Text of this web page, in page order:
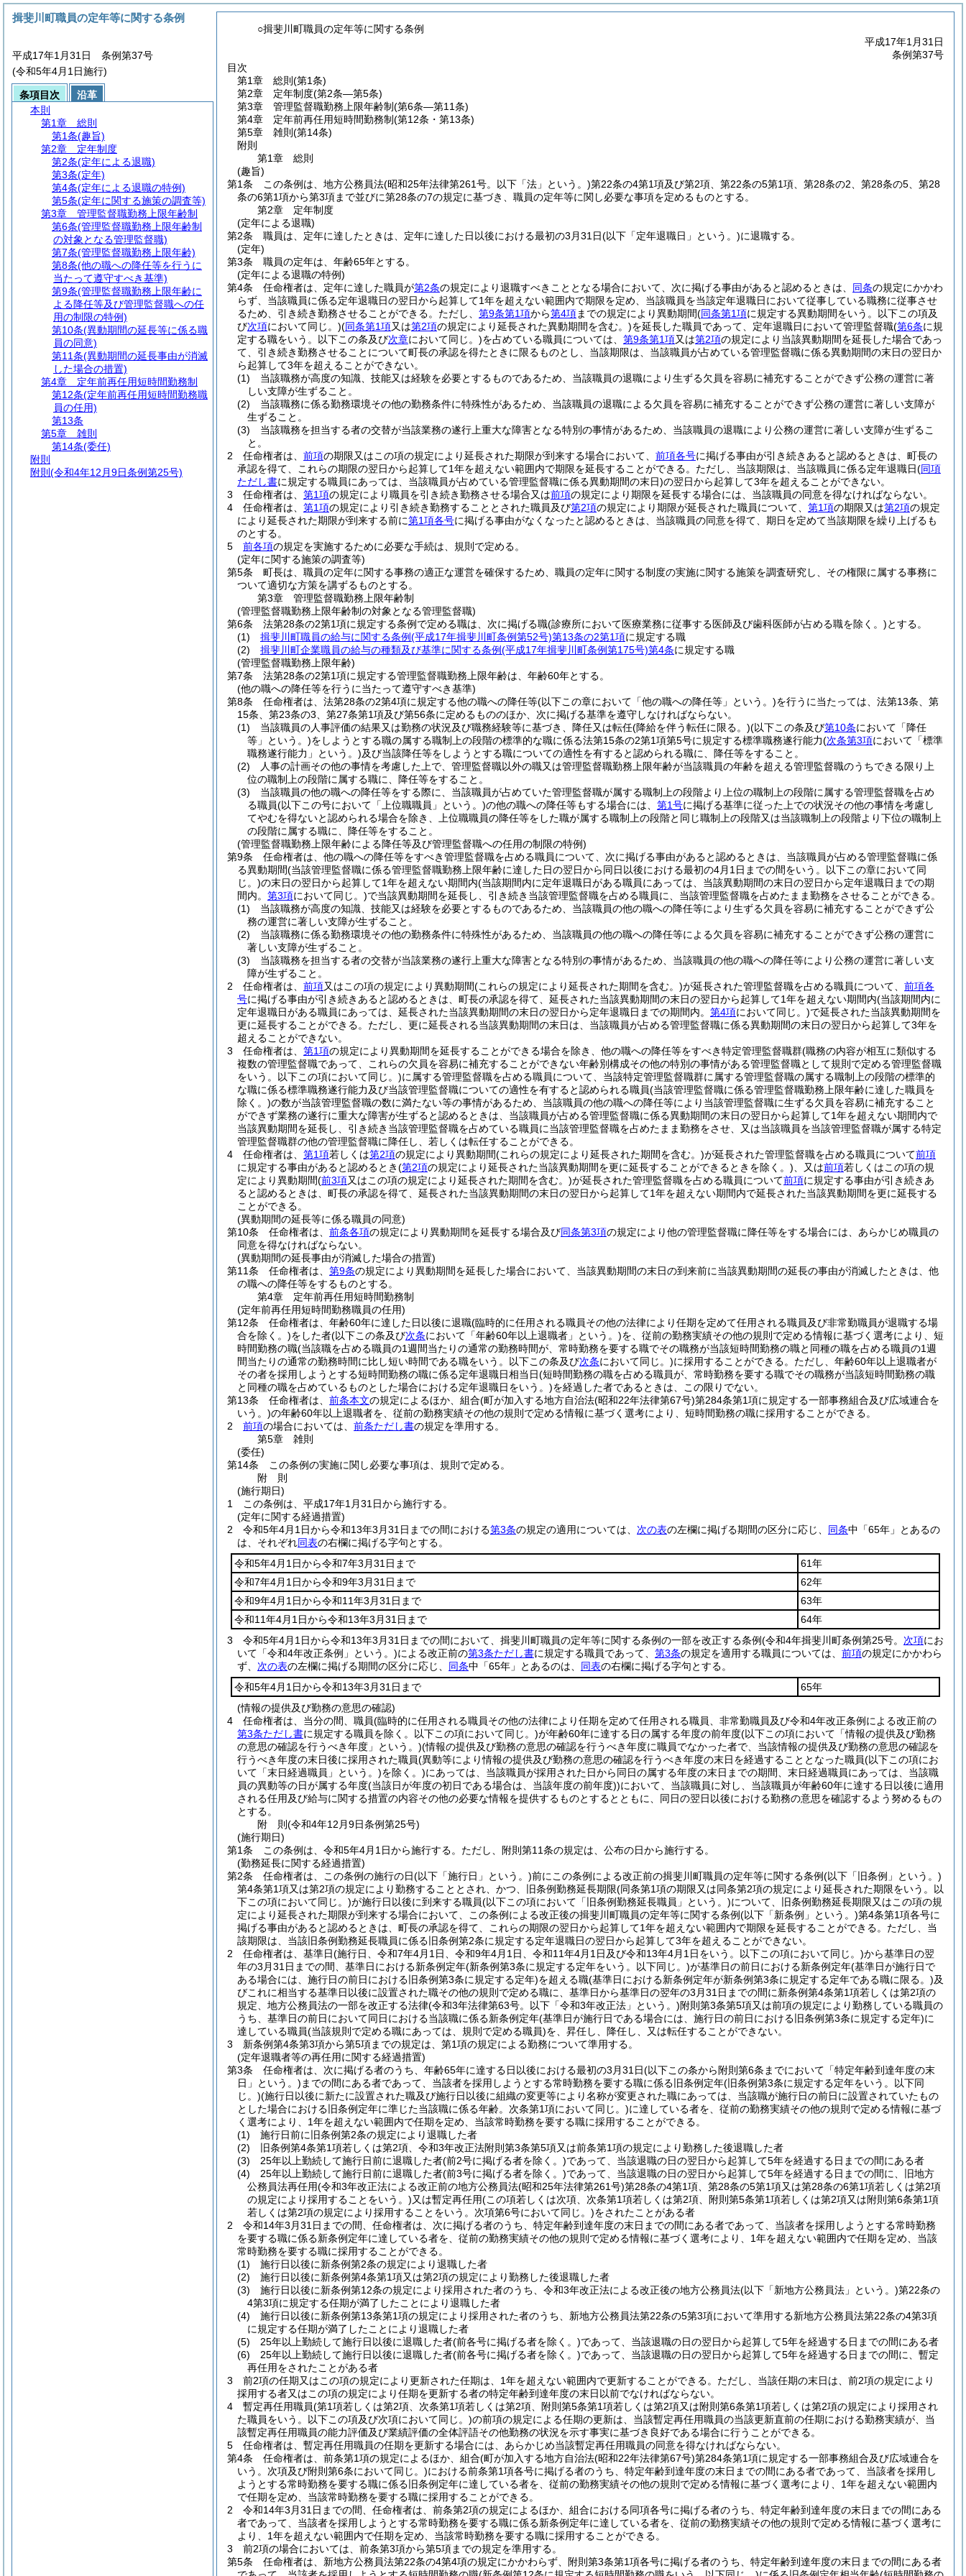
○揖斐川町職員の定年等に関する条例
平成17年1月31日
条例第37号
目次
第1章
総則 (第1条)
第2章
定年制度(第2条―第5条)
第3章
管理監督職勤務上限年齢制(第6条―第11条)
第4章
定年前再任用短時間勤務制(第12条・第13条)
第5章
雑則 (第14条)
附則
第1章
総則
(趣旨)
第1条
この条例は、地方公務員法(昭和25年法律第261号。以下「法」という。)第22条の4第1項及び第2項、第22条の5第1項、第28条の2、第28条の5、第28
条の6第1項から第3項まで並びに第28条の7の規定に基づき、職員の定年等に関し必要な事項を定めるものとする。
第2章
定年制度
(定年による退職)
第2条
職員は、定年に達したときは、定年に達した日以後における最初の3月31日(以下「定年退職日」という。)に退職する。
(定年)
第3条
職員の定年は、年齢65年とする。
(定年による退職の特例)
第4条
任命権者は、定年に達した職員が第2条の規定により退職すべきこととなる場合において、次に掲げる事由があると認めるときは、 同条の規定にかかわ
らず、当該職員に係る定年退職日の翌日から起算して1年を超えない範囲内で期限を定め、当該職員を当該定年退職日において従事している職務に従事させ
るため、引き続き勤務させることができる。 ただし、 第9条第1項から第4項までの規定により異動期間(同条第1項に規定する異動期間をいう。以下この項及
び次項において同じ。)(同条第1項又は第2項の規定により延長された異動期間を含む。)を延長した職員であって、定年退職日において管理監督職(第6条に規
定する職をいう。以下この条及び次章において同じ。)を占めている職員については、 第9条第1項又は第2項の規定により当該異動期間を延長した場合であっ
て、引き続き勤務させることについて町長の承認を得たときに限るものとし、当該期限は、当該職員が占めている管理監督職に係る異動期間の末日の翌日か
ら起算して3年を超えることができない。
(1)
当該職務が高度の知識、技能又は経験を必要とするものであるため、当該職員の退職により生ずる欠員を容易に補充することができず公務の運営に著
しい支障が生ずること。
(2)
当該職務に係る勤務環境その他の勤務条件に特殊性があるため、当該職員の退職による欠員を容易に補充することができず公務の運営に著しい支障が
生ずること。
(3)
当該職務を担当する者の交替が当該業務の遂行上重大な障害となる特別の事情があるため、当該職員の退職により公務の運営に著しい支障が生ずるこ
と。
2
任命権者は、 前項の期限又はこの項の規定により延長された期限が到来する場合において、 前項各号に掲げる事由が引き続きあると認めるときは、町長の
承認を得て、これらの期限の翌日から起算して1年を超えない範囲内で期限を延長することができる。 ただし、当該期限は、当該職員に係る定年退職日(同項
ただし書に規定する職員にあっては、当該職員が占めている管理監督職に係る異動期間の末日)の翌日から起算して3年を超えることができない。
3
任命権者は、 第1項の規定により職員を引き続き勤務させる場合又は前項の規定により期限を延長する場合には、当該職員の同意を得なければならない。
4
任命権者は、 第1項の規定により引き続き勤務することとされた職員及び第2項の規定により期限が延長された職員について、 第1項の期限又は第2項の規定
により延長された期限が到来する前に第1項各号に掲げる事由がなくなったと認めるときは、当該職員の同意を得て、期日を定めて当該期限を繰り上げるも
のとする。
5
前各項の規定を実施するために必要な手続は、規則で定める。
(定年に関する施策の調査等)
第5条
町長は、職員の定年に関する事務の適正な運営を確保するため、職員の定年に関する制度の実施に関する施策を調査研究し、その権限に属する事務に
ついて適切な方策を講ずるものとする。
第3章
管理監督職勤務上限年齢制
(管理監督職勤務上限年齢制の対象となる管理監督職)
第6条
法第28条の2第1項に規定する条例で定める職は、次に掲げる職(診療所において医療業務に従事する医師及び歯科医師が占める職を除く。)とする。
(1)
揖斐川町職員の給与に関する条例(平成17年揖斐川町条例第52号)第13条の2第1項に規定する職
(2)
揖斐川町企業職員の給与の種類及び基準に関する条例(平成17年揖斐川町条例第175号)第4条に規定する職
(管理監督職勤務上限年齢)
第7条
法第28条の2第1項に規定する管理監督職勤務上限年齢は、年齢60年とする。
(他の職への降任等を行うに当たって遵守すべき基準)
第8条
任命権者は、法第28条の2第4項に規定する他の職への降任等(以下この章において「他の職への降任等」という。)を行うに当たっては、法第13条、第
15条、第23条の3、第27条第1項及び第56条に定めるもののほか、次に掲げる基準を遵守しなければならない。
(1)
当該職員の人事評価の結果又は勤務の状況及び職務経験等に基づき、降任又は転任(降給を伴う転任に限る。)(以下この条及び第10条において「降任
等」という。)をしようとする職の属する職制上の段階の標準的な職に係る法第15条の2第1項第5号に規定する標準職務遂行能力(次条第3項において「標準
職務遂行能力」という。)及び当該降任等をしようとする職についての適性を有すると認められる職に、降任等をすること。
(2)
人事の計画その他の事情を考慮した上で、管理監督職以外の職又は管理監督職勤務上限年齢が当該職員の年齢を超える管理監督職のうちできる限り上
位の職制上の段階に属する職に、降任等をすること。
(3)
当該職員の他の職への降任等をする際に、当該職員が占めていた管理監督職が属する職制上の段階より上位の職制上の段階に属する管理監督職を占め
る職員(以下この号において「上位職職員」という。)の他の職への降任等もする場合には、 第1号に掲げる基準に従った上での状況その他の事情を考慮し
てやむを得ないと認められる場合を除き、上位職職員の降任等をした職が属する職制上の段階と同じ職制上の段階又は当該職制上の段階より下位の職制上
の段階に属する職に、降任等をすること。
(管理監督職勤務上限年齢による降任等及び管理監督職への任用の制限の特例)
第9条
任命権者は、他の職への降任等をすべき管理監督職を占める職員について、次に掲げる事由があると認めるときは、当該職員が占める管理監督職に係
る異動期間(当該管理監督職に係る管理監督職勤務上限年齢に達した日の翌日から同日以後における最初の4月1日までの間をいう。以下この章において同
じ。)の末日の翌日から起算して1年を超えない期間内(当該期間内に定年退職日がある職員にあっては、当該異動期間の末日の翌日から定年退職日までの期
間内。 第3項において同じ。)で当該異動期間を延長し、引き続き当該管理監督職を占める職員に、当該管理監督職を占めたまま勤務をさせることができる。
(1)
当該職務が高度の知識、技能又は経験を必要とするものであるため、当該職員の他の職への降任等により生ずる欠員を容易に補充することができず公
務の運営に著しい支障が生ずること。
(2)
当該職務に係る勤務環境その他の勤務条件に特殊性があるため、当該職員の他の職への降任等による欠員を容易に補充することができず公務の運営に
著しい支障が生ずること。
(3)
当該職務を担当する者の交替が当該業務の遂行上重大な障害となる特別の事情があるため、当該職員の他の職への降任等により公務の運営に著しい支
障が生ずること。
2
任命権者は、 前項又はこの項の規定により異動期間(これらの規定により延長された期間を含む。)が延長された管理監督職を占める職員について、 前項各
号に掲げる事由が引き続きあると認めるときは、町長の承認を得て、延長された当該異動期間の末日の翌日から起算して1年を超えない期間内(当該期間内に
定年退職日がある職員にあっては、延長された当該異動期間の末日の翌日から定年退職日までの期間内。 第4項において同じ。)で延長された当該異動期間を
更に延長することができる。 ただし、更に延長される当該異動期間の末日は、当該職員が占める管理監督職に係る異動期間の末日の翌日から起算して3年を
超えることができない。
3
任命権者は、 第1項の規定により異動期間を延長することができる場合を除き、他の職への降任等をすべき特定管理監督職群(職務の内容が相互に類似する
複数の管理監督職であって、これらの欠員を容易に補充することができない年齢別構成その他の特別の事情がある管理監督職として規則で定める管理監督職
をいう。以下この項において同じ。)に属する管理監督職を占める職員について、当該特定管理監督職群に属する管理監督職の属する職制上の段階の標準的
な職に係る標準職務遂行能力及び当該管理監督職についての適性を有すると認められる職員(当該管理監督職に係る管理監督職勤務上限年齢に達した職員を
除く。)の数が当該管理監督職の数に満たない等の事情があるため、当該職員の他の職への降任等により当該管理監督職に生ずる欠員を容易に補充すること
ができず業務の遂行に重大な障害が生ずると認めるときは、当該職員が占める管理監督職に係る異動期間の末日の翌日から起算して1年を超えない期間内で
当該異動期間を延長し、引き続き当該管理監督職を占めている職員に当該管理監督職を占めたまま勤務をさせ、又は当該職員を当該管理監督職が属する特定
管理監督職群の他の管理監督職に降任し、若しくは転任することができる。
4
任命権者は、 第1項若しくは第2項の規定により異動期間(これらの規定により延長された期間を含む。)が延長された管理監督職を占める職員について前項
に規定する事由があると認めるとき(第2項の規定により延長された当該異動期間を更に延長することができるときを除く。) 、又は前項若しくはこの項の規
定により異動期間(前3項又はこの項の規定により延長された期間を含む。)が延長された管理監督職を占める職員について前項に規定する事由が引き続きあ
ると認めるときは、町長の承認を得て、延長された当該異動期間の末日の翌日から起算して1年を超えない期間内で延長された当該異動期間を更に延長する
ことができる。
(異動期間の延長等に係る職員の同意)
第10条
任命権者は、 前条各項の規定により異動期間を延長する場合及び同条第3項の規定により他の管理監督職に降任等をする場合には、あらかじめ職員の
同意を得なければならない。
(異動期間の延長事由が消滅した場合の措置)
第11条
任命権者は、 第9条の規定により異動期間を延長した場合において、当該異動期間の末日の到来前に当該異動期間の延長の事由が消滅したときは、他
の職への降任等をするものとする。
第4章
定年前再任用短時間勤務制
(定年前再任用短時間勤務職員の任用)
第12条
任命権者は、年齢60年に達した日以後に退職(臨時的に任用される職員その他の法律により任期を定めて任用される職員及び非常勤職員が退職する場
合を除く。)をした者(以下この条及び次条において「年齢60年以上退職者」という。)を、従前の勤務実績その他の規則で定める情報に基づく選考により、短
時間勤務の職(当該職を占める職員の1週間当たりの通常の勤務時間が、常時勤務を要する職でその職務が当該短時間勤務の職と同種の職を占める職員の1週
間当たりの通常の勤務時間に比し短い時間である職をいう。以下この条及び次条において同じ。)に採用することができる。 ただし、年齢60年以上退職者が
その者を採用しようとする短時間勤務の職に係る定年退職日相当日(短時間勤務の職を占める職員が、常時勤務を要する職でその職務が当該短時間勤務の職
と同種の職を占めているものとした場合における定年退職日をいう。)を経過した者であるときは、この限りでない。
第13条
任命権者は、 前条本文の規定によるほか、組合(町が加入する地方自治法(昭和22年法律第67号)第284条第1項に規定する一部事務組合及び広域連合を
いう。)の年齢60年以上退職者を、従前の勤務実績その他の規則で定める情報に基づく選考により、短時間勤務の職に採用することができる。
2
前項の場合においては、 前条ただし書の規定を準用する。
第5章
雑則
(委任)
第14条
この条例の実施に関し必要な事項は、規則で定める。
附 則
(施行期日)
1
この条例は、平成17年1月31日から施行する。
(定年に関する経過措置)
2
令和5年4月1日から令和13年3月31日までの間における第3条の規定の適用については、 次の表の左欄に掲げる期間の区分に応じ、 同条中「65年」とあるの
は、それぞれ同表の右欄に掲げる字句とする。
令和5年4月1日から令和7年3月31日まで
61年
令和7年4月1日から令和9年3月31日まで
62年
令和9年4月1日から令和11年3月31日まで
63年
令和11年4月1日から令和13年3月31日まで
64年
3
令和5年4月1日から令和13年3月31日までの間において、揖斐川町職員の定年等に関する条例の一部を改正する条例(令和4年揖斐川町条例第25号。 次項にお
いて「令和4年改正条例」という。)による改正前の第3条ただし書に規定する職員であって、 第3条の規定を適用する職員については、 前項の規定にかかわら
ず、 次の表の左欄に掲げる期間の区分に応じ、 同条中「65年」とあるのは、 同表の右欄に掲げる字句とする。
令和5年4月1日から令和13年3月31日まで
65年
(情報の提供及び勤務の意思の確認)
4
任命権者は、当分の間、職員(臨時的に任用される職員その他の法律により任期を定めて任用される職員、非常勤職員及び令和4年改正条例による改正前の
第3条ただし書に規定する職員を除く。以下この項において同じ。)が年齢60年に達する日の属する年度の前年度(以下この項において「情報の提供及び勤務
の意思の確認を行うべき年度」という。)(情報の提供及び勤務の意思の確認を行うべき年度に職員でなかった者で、当該情報の提供及び勤務の意思の確認を
行うべき年度の末日後に採用された職員(異動等により情報の提供及び勤務の意思の確認を行うべき年度の末日を経過することとなった職員(以下この項にお
いて「末日経過職員」という。)を除く。)にあっては、当該職員が採用された日から同日の属する年度の末日までの期間、末日経過職員にあっては、当該職
員の異動等の日が属する年度(当該日が年度の初日である場合は、当該年度の前年度))において、当該職員に対し、当該職員が年齢60年に達する日以後に適用
される任用及び給与に関する措置の内容その他の必要な情報を提供するものとするとともに、同日の翌日以後における勤務の意思を確認するよう努めるもの
とする。
附 則(令和4年12月9日条例第25号)
(施行期日)
第1条
この条例は、令和5年4月1日から施行する。 ただし、附則第11条の規定は、公布の日から施行する。
(勤務延長に関する経過措置)
第2条
任命権者は、この条例の施行の日(以下「施行日」という。)前にこの条例による改正前の揖斐川町職員の定年等に関する条例(以下「旧条例」という。)
第4条第1項又は第2項の規定により勤務することとされ、かつ、旧条例勤務延長期限(同条第1項の期限又は同条第2項の規定により延長された期限をいう。以
下この項において同じ。)が施行日以後に到来する職員(以下この項において「旧条例勤務延長職員」という。)について、旧条例勤務延長期限又はこの項の規
定により延長された期限が到来する場合において、この条例による改正後の揖斐川町職員の定年等に関する条例(以下「新条例」という。)第4条第1項各号に
掲げる事由があると認めるときは、町長の承認を得て、これらの期限の翌日から起算して1年を超えない範囲内で期限を延長することができる。 ただし、当
該期限は、当該旧条例勤務延長職員に係る旧条例第2条に規定する定年退職日の翌日から起算して3年を超えることができない。
2
任命権者は、基準日(施行日、令和7年4月1日、令和9年4月1日、令和11年4月1日及び令和13年4月1日をいう。以下この項において同じ。)から基準日の翌
年の3月31日までの間、基準日における新条例定年(新条例第3条に規定する定年をいう。以下同じ。)が基準日の前日における新条例定年(基準日が施行日で
ある場合には、施行日の前日における旧条例第3条に規定する定年)を超える職(基準日における新条例定年が新条例第3条に規定する定年である職に限る。)及
びこれに相当する基準日以後に設置された職その他の規則で定める職に、基準日から基準日の翌年の3月31日までの間に新条例第4条第1項若しくは第2項の
規定、地方公務員法の一部を改正する法律(令和3年法律第63号。以下「令和3年改正法」という。)附則第3条第5項又は前項の規定により勤務している職員の
うち、基準日の前日において同日における当該職に係る新条例定年(基準日が施行日である場合には、施行日の前日における旧条例第3条に規定する定年)に
達している職員(当該規則で定める職にあっては、規則で定める職員)を、昇任し、降任し、又は転任することができない。
3
新条例第4条第3項から第5項までの規定は、第1項の規定による勤務について準用する。
(定年退職者等の再任用に関する経過措置)
第3条
任命権者は、次に掲げる者のうち、年齢65年に達する日以後における最初の3月31日(以下この条から附則第6条までにおいて「特定年齢到達年度の末
日」という。) までの間にある者であって、当該者を採用しようとする常時勤務を要する職に係る旧条例定年(旧条例第3条に規定する定年をいう。以下同
じ。)(施行日以後に新たに設置された職及び施行日以後に組織の変更等により名称が変更された職にあっては、当該職が施行日の前日に設置されていたもの
とした場合における旧条例定年に準じた当該職に係る年齢。次条第1項において同じ。)に達している者を、従前の勤務実績その他の規則で定める情報に基づ
く選考により、1年を超えない範囲内で任期を定め、当該常時勤務を要する職に採用することができる。
(1)
施行日前に旧条例第2条の規定により退職した者
(2)
旧条例第4条第1項若しくは第2項、令和3年改正法附則第3条第5項又は前条第1項の規定により勤務した後退職した者
(3)
25年以上勤続して施行日前に退職した者(前2号に掲げる者を除く。)であって、当該退職の日の翌日から起算して5年を経過する日までの間にある者
(4)
25年以上勤続して施行日前に退職した者(前3号に掲げる者を除く。)であって、当該退職の日の翌日から起算して5年を経過する日までの間に、旧地方
公務員法再任用(令和3年改正法による改正前の地方公務員法(昭和25年法律第261号)第28条の4第1項、第28条の5第1項又は第28条の6第1項若しくは第2項
の規定により採用することをいう。)又は暫定再任用(この項若しくは次項、次条第1項若しくは第2項、附則第5条第1項若しくは第2項又は附則第6条第1項
若しくは第2項の規定により採用することをいう。次項第6号において同じ。)をされたことがある者
2
令和14年3月31日までの間、任命権者は、次に掲げる者のうち、特定年齢到達年度の末日までの間にある者であって、当該者を採用しようとする常時勤務
を要する職に係る新条例定年に達している者を、従前の勤務実績その他の規則で定める情報に基づく選考により、1年を超えない範囲内で任期を定め、当該
常時勤務を要する職に採用することができる。
(1)
施行日以後に新条例第2条の規定により退職した者
(2)
施行日以後に新条例第4条第1項又は第2項の規定により勤務した後退職した者
(3)
施行日以後に新条例第12条の規定により採用された者のうち、令和3年改正法による改正後の地方公務員法(以下「新地方公務員法」という。)第22条の
4第3項に規定する任期が満了したことにより退職した者
(4)
施行日以後に新条例第13条第1項の規定により採用された者のうち、新地方公務員法第22条の5第3項において準用する新地方公務員法第22条の4第3項
に規定する任期が満了したことにより退職した者
(5)
25年以上勤続して施行日以後に退職した者(前各号に掲げる者を除く。)であって、当該退職の日の翌日から起算して5年を経過する日までの間にある者
(6)
25年以上勤続して施行日以後に退職した者(前各号に掲げる者を除く。)であって、当該退職の日の翌日から起算して5年を経過する日までの間に、暫定
再任用をされたことがある者
3
前2項の任期又はこの項の規定により更新された任期は、1年を超えない範囲内で更新することができる。 ただし、当該任期の末日は、前2項の規定により
採用する者又はこの項の規定により任期を更新する者の特定年齢到達年度の末日以前でなければならない。
4
暫定再任用職員(第1項若しくは第2項、次条第1項若しくは第2項、附則第5条第1項若しくは第2項又は附則第6条第1項若しくは第2項の規定により採用され
た職員をいう。以下この項及び次項において同じ。)の前項の規定による任期の更新は、当該暫定再任用職員の当該更新直前の任期における勤務実績が、当
該暫定再任用職員の能力評価及び業績評価の全体評語その他勤務の状況を示す事実に基づき良好である場合に行うことができる。
5
任命権者は、暫定再任用職員の任期を更新する場合には、あらかじめ当該暫定再任用職員の同意を得なければならない。
第4条
任命権者は、前条第1項の規定によるほか、組合(町が加入する地方自治法(昭和22年法律第67号)第284条第1項に規定する一部事務組合及び広域連合を
いう。次項及び附則第6条において同じ。)における前条第1項各号に掲げる者のうち、特定年齢到達年度の末日までの間にある者であって、当該者を採用し
ようとする常時勤務を要する職に係る旧条例定年に達している者を、従前の勤務実績その他の規則で定める情報に基づく選考により、1年を超えない範囲内
で任期を定め、当該常時勤務を要する職に採用することができる。
2
令和14年3月31日までの間、任命権者は、前条第2項の規定によるほか、組合における同項各号に掲げる者のうち、特定年齢到達年度の末日までの間にある
者であって、当該者を採用しようとする常時勤務を要する職に係る新条例定年に達している者を、従前の勤務実績その他の規則で定める情報に基づく選考に
より、1年を超えない範囲内で任期を定め、当該常時勤務を要する職に採用することができる。
3
前2項の場合においては、前条第3項から第5項までの規定を準用する。
第5条
任命権者は、新地方公務員法第22条の4第4項の規定にかかわらず、附則第3条第1項各号に掲げる者のうち、特定年齢到達年度の末日までの間にある者
揖斐川町職員の定年等に関する条例
平成17年1月31日 条例第37号
(令和5年4月1日施行)
条項目次
沿革
本則
第1章
総則
第1条(趣旨)
第2章
定年制度
第2条(定年による退職)
第3条(定年)
第4条(定年による退職の特例)
第5条(定年に関する施策の調査等)
第3章
管理監督職勤務上限年齢制
第6条(管理監督職勤務上限年齢制
の対象となる管理監督職)
第7条(管理監督職勤務上限年齢)
第8条(他の職への降任等を行うに
当たって遵守すべき基準)
第9条(管理監督職勤務上限年齢に
よる降任等及び管理監督職への任
用の制限の特例)
第10条(異動期間の延長等に係る職
員の同意)
第11条(異動期間の延長事由が消滅
した場合の措置)
第4章
定年前再任用短時間勤務制
第12条(定年前再任用短時間勤務職
員の任用)
第13条
第5章
雑則
第14条(委任)
附則
附則 (令和4年12月9日条例第25号)